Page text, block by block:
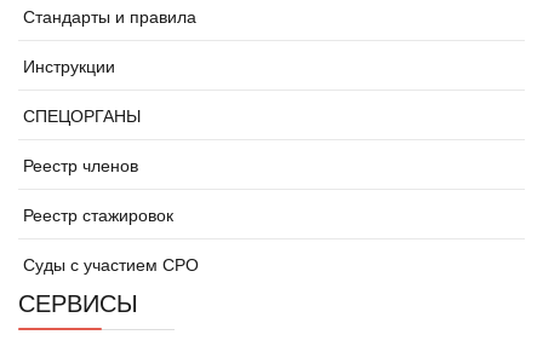
Стандарты и правила
Инструкции
СПЕЦОРГАНЫ
Реестр членов
Реестр стажировок
Суды с участием СРО
СЕРВИСЫ